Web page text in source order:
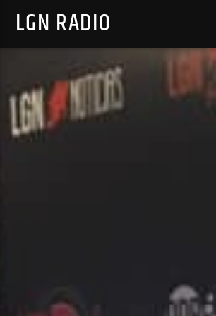
LGN RADIO